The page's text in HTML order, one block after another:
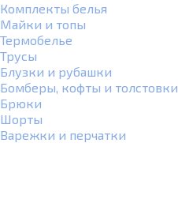
Комплекты белья
Майки и топы
Термобелье
Трусы
Блузки и рубашки
Бомберы, кофты и толстовки
Брюки
Шорты
Варежки и перчатки